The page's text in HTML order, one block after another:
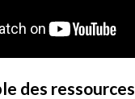
des ressources